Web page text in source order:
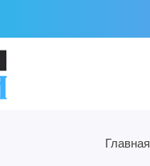
Главная